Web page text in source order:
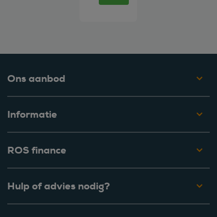
Ons aanbod
Informatie
ROS finance
Hulp of advies nodig?